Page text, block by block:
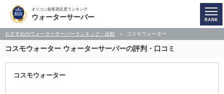
オリコン顧客満足度ランキング
ウォーターサーバー
おすすめのウォーターサーバーランキング・比較 コスモウォーター
コスモウォーター ウォーターサーバーの評判・口コミ
コスモウォーター